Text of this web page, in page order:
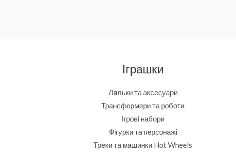
Іграшки
Ляльки та аксесуари
Трансформери та роботи
Ігрові набори
Фігурки та персонажі
Треки та машинки Hot Wheels